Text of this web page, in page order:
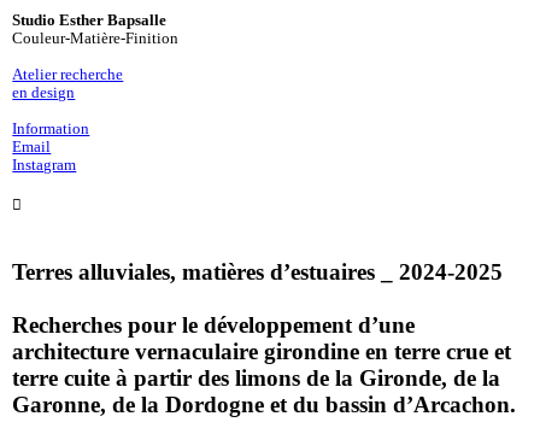
Studio Esther Bapsalle
Couleur-Matière-Finition
Atelier recherche
en design
Information
Email
Instagram
︎
Terres alluviales, matières d’estuaires _ 2024-2025
Recherches pour le développement d’une
architecture vernaculaire girondine en terre crue et
terre cuite à partir des limons de la Gironde, de la
Garonne, de la Dordogne et du bassin d’Arcachon.